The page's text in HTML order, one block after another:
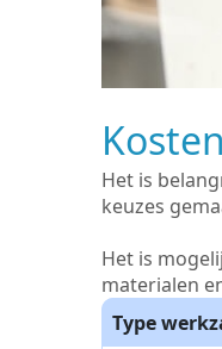
Het is
keuzes
Het is
materialen
Type